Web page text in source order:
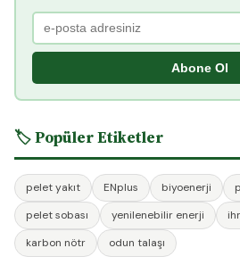
Abone Ol
🏷️ Popüler Etiketler
pelet yakıt ENplus biyoenerji
pelet sobası
yenilenebilir enerji
karbon nötr
odun talaşı